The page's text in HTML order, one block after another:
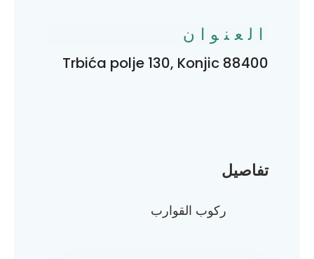
تفاصيل
ركوب القوارب
العنوان
Trbića polje 130, Konjic 88400